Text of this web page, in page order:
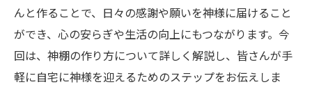
んと作ることで、日々の感謝や願いを神様に届けること
ができ、心の安らぎや生活の向上にもつながります。今
回は、神棚の作り方について詳しく解説し、皆さんが手
軽に自宅に神様を迎えるためのステップをお伝えしま